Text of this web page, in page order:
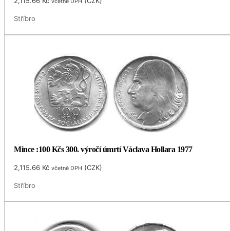
Stříbro
Mince :100 Kčs 300. výročí úmrtí Václava Hollara 1977
2,115.66 Kč včetně DPH (CZK)
Stříbro